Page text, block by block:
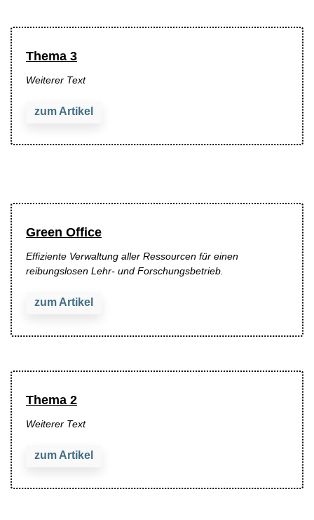
Thema 3
Weiterer Text
zum Artikel
Green Office
Effiziente Verwaltung aller Ressourcen für einen
reibungslosen Lehr- und Forschungsbetrieb.
zum Artikel
Thema 2
Weiterer Text
zum Artikel